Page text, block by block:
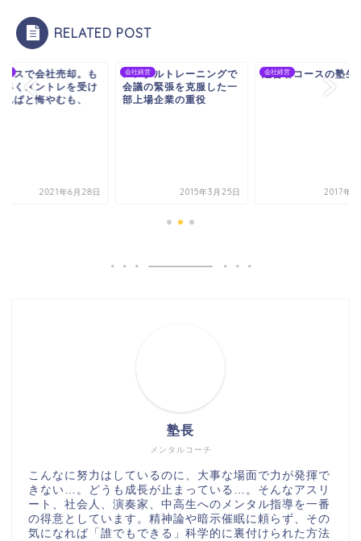
RELATED POST
レスで会社売却。も
早くメントレを受け
ればと悔やむも、
2021年6月28日
会社経営
メンタルトレーニングで
会議の緊張を克服した一
部上場企業の重役
2015年3月25日
会社経営
経営者コースの塾生
2017年6
メンタルコーチ
塾長
こんなに努力はしているのに、大事な場面で力が発揮で
きない…。どうも成長が止まっている…。そんなアスリ
ート、社会人、演奏家、中高生へのメンタル指導を一番
の得意としています。精神論や暗示催眠に頼らず、その
気になれば「誰でもできる」科学的に裏付けられた方法